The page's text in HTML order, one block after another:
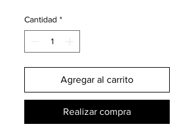
Cantidad *
Agregar al carrito
Realizar compra